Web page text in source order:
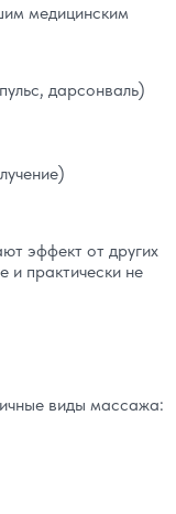
медицинским
дарсонваль)
эффект от других
и практически не
виды массажа: